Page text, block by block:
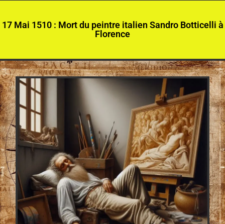
17 Mai 1510 : Mort du peintre italien Sandro Botticelli à
Florence